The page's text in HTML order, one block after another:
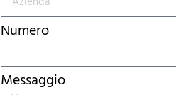
Numero
Messaggio